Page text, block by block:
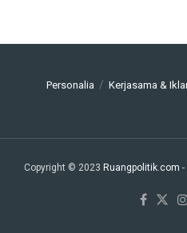
Personalia Kerjasama &
Copyright © 2023 Ruangpolitik.com -